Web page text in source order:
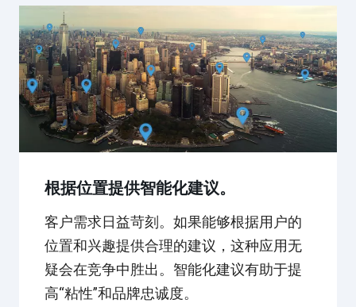
根据位置提供智能化建议。
客户需求日益苛刻。如果能够根据用户的
位置和兴趣提供合理的建议，这种应用无
疑会在竞争中胜出。智能化建议有助于提
高“粘性”和品牌忠诚度。